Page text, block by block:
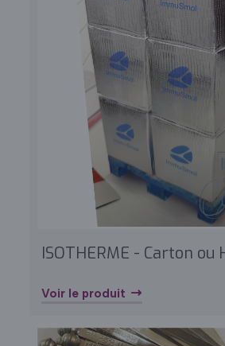
ISOTHERME - Carton ou
Voir le produit